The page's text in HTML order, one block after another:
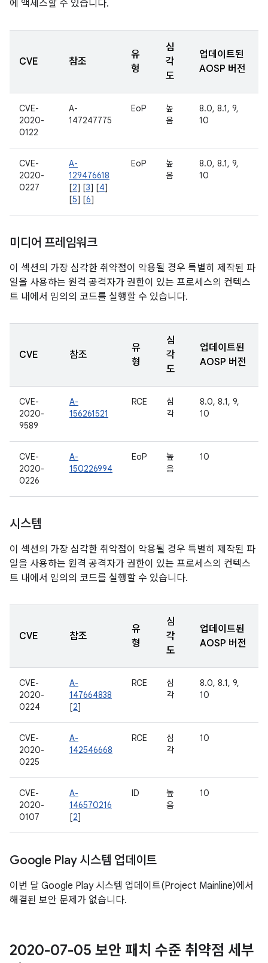
에 액세스할 수 있습니다.
CVE 참조
유
형
심
각
도
업데이트된
AOSP 버전
CVE-
2020-
0122
A-
147247775
EoP
높
음
8.0, 8.1, 9,
10
CVE-
2020-
0227
A-
129476618
[2] [3] [4]
[5] [6]
EoP
높
음
8.0, 8.1, 9,
10
미디어 프레임워크
이 섹션의 가장 심각한 취약점이 악용될 경우 특별히 제작된 파
일을 사용하는 원격 공격자가 권한이 있는 프로세스의 컨텍스
트 내에서 임의의 코드를 실행할 수 있습니다.
CVE 참조
유
형
심
각
도
업데이트된
AOSP 버전
CVE-
2020-
9589
A-
156261521
RCE
심
각
8.0, 8.1, 9,
10
CVE-
2020-
0226
A-
150226994
EoP
높
음
10
시스템
이 섹션의 가장 심각한 취약점이 악용될 경우 특별히 제작된 파
일을 사용하는 원격 공격자가 권한이 있는 프로세스의 컨텍스
트 내에서 임의의 코드를 실행할 수 있습니다.
CVE 참조
유
형
심
각
도
업데이트된
AOSP 버전
CVE-
2020-
0224
A-
147664838
[2]
RCE
심
각
8.0, 8.1, 9,
10
CVE-
2020-
0225
A-
142546668
RCE
심
각
10
CVE-
2020-
0107
A-
146570216
[2]
ID
높
음
10
Google Play 시스템 업데이트
이번 달 Google Play 시스템 업데이트(Project Mainline)에서
해결된 보안 문제가 없습니다.
2020-07-05 보안 패치 수준 취약점 세부